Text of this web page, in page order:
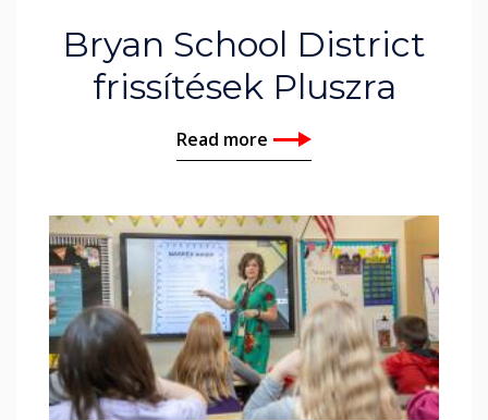
Bryan School District
frissítések Pluszra
Read more